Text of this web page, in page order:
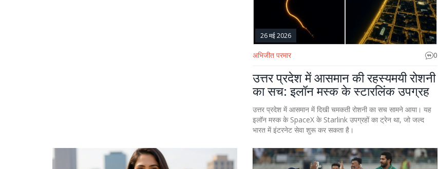
26 मई 2026
अभिजीत परमार 0
उत्तर प्रदेश में आसमान की रहस्यमयी रोशनी
का सच: इलॉन मस्क के स्टारलिंक उपग्रह
उत्तर प्रदेश में आसमान में दिखी चमकती रोशनी का सच सामने आया। यह
इलॉन मस्क के SpaceX के Starlink उपग्रहों का ट्रेन था, जो जल्द
भारत में इंटरनेट सेवा शुरू कर सकता है।